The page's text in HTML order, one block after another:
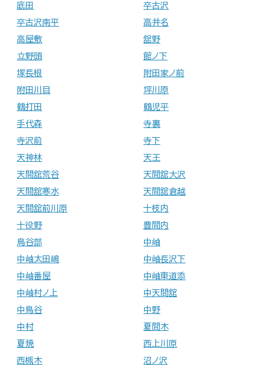
底田
卒古沢
卒古沢南平
高井名
高屋敷
舘野
立野頭
館ノ下
塚長根
附田家ノ前
附田川目
坪川原
鶴打田
鶴児平
手代森
寺裏
寺沢前
寺下
天神林
天王
天間舘荒谷
天間舘大沢
天間舘寒水
天間舘倉越
天間舘前川原
十枝内
十役野
豊間内
鳥谷部
中岫
中岫太田嶋
中岫長沢下
中岫番屋
中岫東道添
中岫村ノ上
中天間舘
中鳥谷
中野
中村
夏間木
夏焼
西上川原
西槻木
沼ノ沢